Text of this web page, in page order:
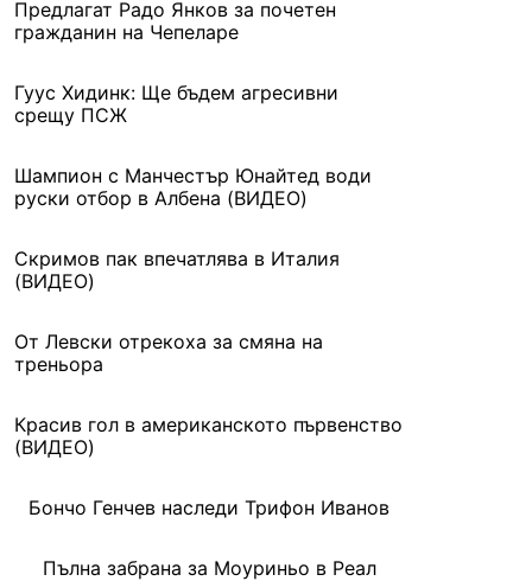
Предлагат Радо Янков за почетен
гражданин на Чепеларе
Гуус Хидинк: Ще бъдем агресивни
срещу ПСЖ
Шампион с Манчестър Юнайтед води
руски отбор в Албена (ВИДЕО)
Скримов пак впечатлява в Италия
(ВИДЕО)
От Левски отрекоха за смяна на
треньора
Красив гол в американското първенство
(ВИДЕО)
Бончо Генчев наследи Трифон Иванов
Пълна забрана за Моуриньо в Реал